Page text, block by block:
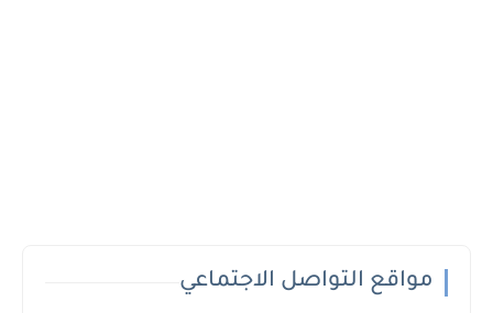
مواقع التواصل الاجتماعي